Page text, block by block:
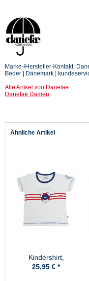
Marke-/Hersteller-Kontakt:
Beder | Dänemark |
Alle Artikel von Danefae
Danefae Damen
Ähnliche Artikel
Kindershirt,
Rettungsherz
25,95 € *